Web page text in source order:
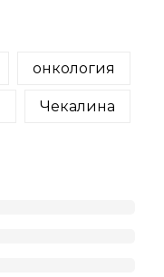
онкология
Чекалина